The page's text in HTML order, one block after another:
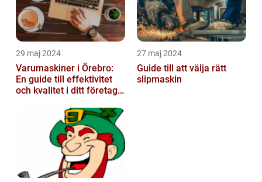
29 maj 2024
Varumaskiner i Örebro:
En guide till effektivitet
och kvalitet i ditt företags
27 maj 2024
Guide till att välja rätt
slipmaskin